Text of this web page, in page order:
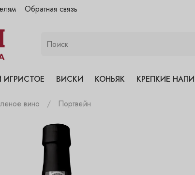
Обратная связь
ВИСКИ КОНЬЯК КРЕПКИЕ
вино Портвейн